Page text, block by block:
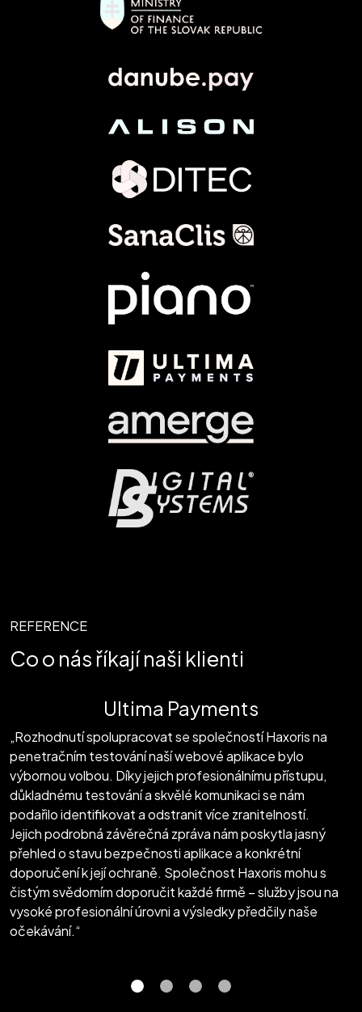
REFERENCE
Co o nás říkají naši klienti
Ultima Payments
„Rozhodnutí spolupracovat se společností Haxoris na
penetračním testování naší webové aplikace bylo
výbornou volbou. Díky jejich profesionálnímu přístupu,
důkladnému testování a skvělé komunikaci se nám
podařilo identifikovat a odstranit více zranitelností.
Jejich podrobná závěrečná zpráva nám poskytla jasný
přehled o stavu bezpečnosti aplikace a konkrétní
doporučení k její ochraně. Společnost Haxoris mohu s
čistým svědomím doporučit každé firmě – služby jsou na
vysoké profesionální úrovni a výsledky předčily naše
očekávání.“